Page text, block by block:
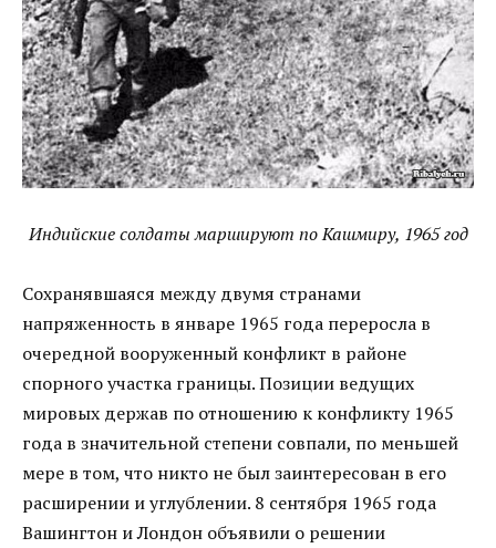
Индийские солдаты маршируют по Кашмиру, 1965 год
Сохранявшаяся между двумя странами
напряженность в январе 1965 года переросла в
очередной вооруженный конфликт в районе
спорного участка границы. Позиции ведущих
мировых держав по отношению к конфликту 1965
года в значительной степени совпали, по меньшей
мере в том, что никто не был заинтересован в его
расширении и углублении. 8 сентября 1965 года
Вашингтон и Лондон объявили о решении